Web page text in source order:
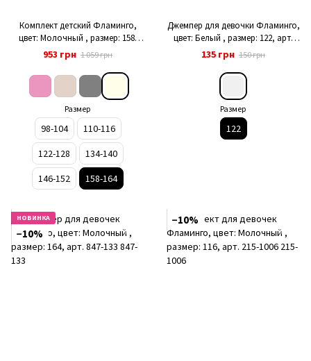
Комплект детский Фламинго,
цвет: Молочный , размер: 158-
164, арт. 570-134
953 грн 1 059 грн
Размер
98-104
110-116
122-128
134-140
146-152
158-164
Джемпер для девочки Фламинго,
цвет: Белый , размер: 122, арт.
848-418
135 грн 150 грн
Размер
122
НОВИНКА
−10%
−10%